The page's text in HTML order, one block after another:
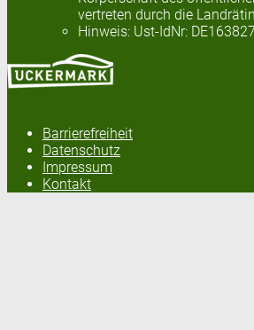
vertreten durch die
Hinweis: Ust-IdNr:
Barrierefreiheit
Datenschutz
Impressum
Kontakt